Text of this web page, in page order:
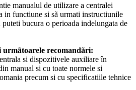
manualul de utilizare a centralei
in functiune si sã urmati instructiunile
bucura o perioada indelungata de
recomandãri:
si dispozitivele auxiliare în
manual si cu toate normele si
precum si cu specificatiile tehnice